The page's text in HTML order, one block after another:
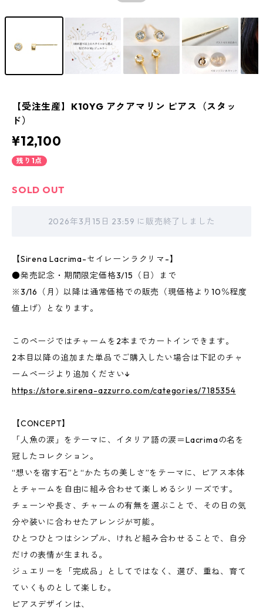
【受注生産】K10YG アクアマリン ピアス（スタッ
ド）
¥12,100
残り1点
SOLD OUT
2026年3月15日 23:59 に販売終了しました
【Sirena Lacrima-セイレーンラクリマ-】
●発売記念・期間限定価格3/15（日）まで
※3/16（月）以降は通常価格での販売（現価格より10％程度
値上げ）となります。
このページではチャームを2本までカートインできます。
2本目以降の追加また単品でご購入したい場合は下記のチャ
ームページより追加ください↓
https://store.sirena-azzurro.com/categories/7185354
【CONCEPT】
「人魚の涙」をテーマに、イタリア語の涙＝Lacrimaの名を
冠したコレクション。
“想いを宿す石”と“かたちの美しさ”をテーマに、ピアス本体
とチャームを自由に組み合わせて楽しめるシリーズです。
チェーンや長さ、チャームの有無を選ぶことで、その日の気
分や装いに合わせたアレンジが可能。
ひとつひとつはシンプル、けれど組み合わせることで、自分
だけの表情が生まれる。
ジュエリーを「完成品」としてではなく、選び、重ね、育て
ていくものとして楽しむ。
ピアスデザインは、